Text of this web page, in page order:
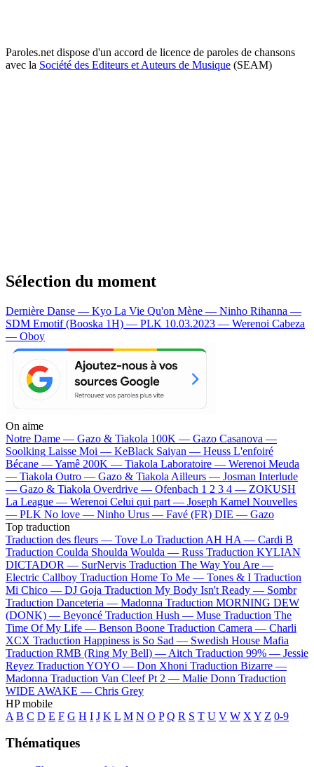
Paroles.net dispose d'un accord de licence de paroles de chansons
avec la Société des Editeurs et Auteurs de Musique (SEAM)
Sélection du moment
Dernière Danse — Kyo La Vie Qu'on Mène — Ninho Rihanna —
SDM Emotif (Booska 1H) — PLK 10.03.2023 — Werenoi Cabeza
— Oboy
On aime
Notre Dame — Gazo & Tiakola 100K — Gazo Casanova —
Soolking Laisse Moi — KeBlack Saiyan — Heuss L'enfoiré
Bécane —Yamê 200K — Tiakola Laboratoire — Werenoi Meuda
— Tiakola Outro — Gazo & Tiakola Ailleurs — Josman Interlude
— Gazo & Tiakola Overdrive — Ofenbach 1 2 3 4 — ZOKUSH
La League — Werenoi Celui qui part — Joseph Kamel Nouvelles
— PLK No love — Ninho Urus — Favé (FR) DIE — Gazo
Top traduction
Traduction des fleurs — Tove Lo Traduction AH HA — Cardi B
Traduction Coulda Shoulda Woulda — Russ Traduction KYLIAN
DICTADOR — SurNervis Traduction The Way You Are —
Electric Callboy Traduction Home To Me — Tones & I Traduction
Mi Chico — DJ Goja Traduction My Body Isn't Ready — Sombr
Traduction Danceteria — Madonna Traduction MORNING DEW
(DONK) — Beyoncé Traduction Hush — Muse Traduction The
Time Of My Life — Benson Boone Traduction Camera — Charli
XCX Traduction Happiness is So Sad — Swedish House Mafia
Traduction RMB (Ring My Bell) — Aitch Traduction 99% — Jessie
Reyez Traduction YOYO — Don Xhoni Traduction Bizarre —
Madonna Traduction Van Cleef Pt 2 — Malie Donn Traduction
WIDE AWAKE — Chris Grey
HP mobile
A B C D E F G H I J K L M N O P Q R S T U V W X Y Z 0-9
Thématiques